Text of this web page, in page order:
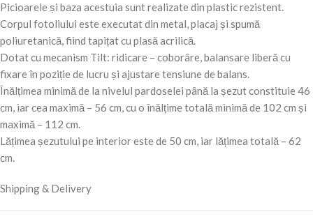
Picioarele și baza acestuia sunt realizate din plastic rezistent.
Corpul fotoliului este executat din metal, placaj și spumă
poliuretanică, fiind tapițat cu plasă acrilică.
Dotat cu mecanism Tilt: ridicare – coborâre, balansare liberă cu
fixare în poziție de lucru și ajustare tensiune de balans.
Înălțimea minimă de la nivelul pardoselei până la șezut constituie 46
cm, iar cea maximă – 56 cm, cu o înălțime totală minimă de 102 cm și
maximă – 112 cm.
Lățimea șezutului pe interior este de 50 cm, iar lățimea totală – 62
cm.
Shipping & Delivery